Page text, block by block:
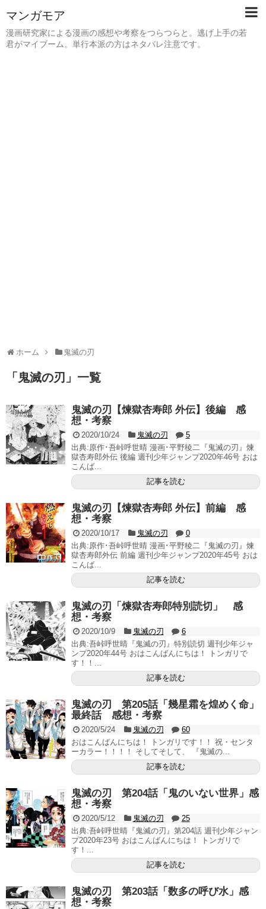
マンガモア
漫画研究家による漫画の感想や考察をつらつらと。逃げ上手の若
君がマイブーム。単行本派の方はネタバレ注意です。
ホーム 鬼滅の刃
「 鬼滅の刃 」 一覧
鬼滅の刃【煉獄杏寿郎 外伝】後編 感
想・考察
2020/10/24 鬼滅の刃
5
出典:原作･吾峠呼世晴 漫画･平野稜二『鬼滅の刃』煉
獄杏寿郎外伝 後編 週刊少年ジャンプ2020年46号 おは
こんば...
記事を読む
鬼滅の刃【煉獄杏寿郎 外伝】前編 感
想・考察
2020/10/17 鬼滅の刃
0
出典:原作･吾峠呼世晴 漫画･平野稜二『鬼滅の刃』煉
獄杏寿郎外伝 前編 週刊少年ジャンプ2020年45号 おは
こんば...
記事を読む
鬼滅の刃「煉獄杏寿郎特別読切」 感
想・考察
2020/10/9 鬼滅の刃
6
出典:吾峠呼世晴『鬼滅の刃』特別読切 週刊少年ジャ
ンプ2020年44号 おはこんばんにちは！ トンガリで
す！！...
記事を読む
鬼滅の刃 第205話「幾星霜を煌めく命」
最終話 感想・考察
2020/5/24 鬼滅の刃
60
おはこんばんにちは！ トンガリです！！ 祝・センタ
ーカラー！！！！ そしてそして、 『鬼滅の...
記事を読む
鬼滅の刃 第204話「鬼のいない世界」感
想・考察
2020/5/12 鬼滅の刃
25
出典:吾峠呼世晴『鬼滅の刃』第204話 週刊少年ジャン
プ2020年23号 おはこんばんにちは！ トンガリで
す！...
記事を読む
鬼滅の刃 第203話「数多の呼び水」感
想・考察